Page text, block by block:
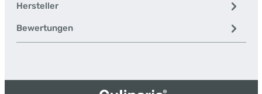
Hersteller
Bewertungen